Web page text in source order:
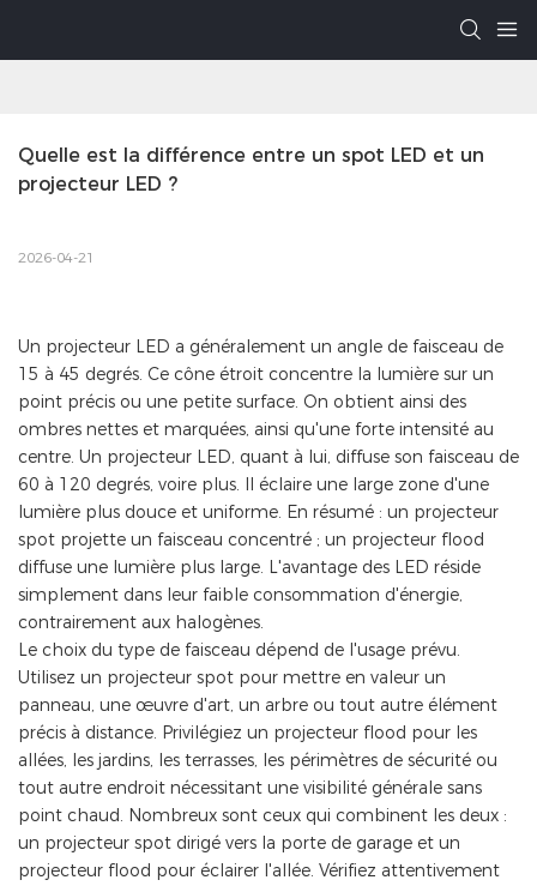
Quelle est la différence entre un spot LED et un
projecteur LED ?
2026-04-21
Un projecteur LED a généralement un angle de faisceau de
15 à 45 degrés. Ce cône étroit concentre la lumière sur un
point précis ou une petite surface. On obtient ainsi des
ombres nettes et marquées, ainsi qu'une forte intensité au
centre. Un projecteur LED, quant à lui, diffuse son faisceau de
60 à 120 degrés, voire plus. Il éclaire une large zone d'une
lumière plus douce et uniforme. En résumé : un projecteur
spot projette un faisceau concentré ; un projecteur flood
diffuse une lumière plus large. L'avantage des LED réside
simplement dans leur faible consommation d'énergie,
contrairement aux halogènes.
Le choix du type de faisceau dépend de l'usage prévu.
Utilisez un projecteur spot pour mettre en valeur un
panneau, une œuvre d'art, un arbre ou tout autre élément
précis à distance. Privilégiez un projecteur flood pour les
allées, les jardins, les terrasses, les périmètres de sécurité ou
tout autre endroit nécessitant une visibilité générale sans
point chaud. Nombreux sont ceux qui combinent les deux :
un projecteur spot dirigé vers la porte de garage et un
projecteur flood pour éclairer l'allée. Vérifiez attentivement